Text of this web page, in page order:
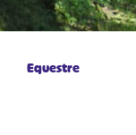
Equestre